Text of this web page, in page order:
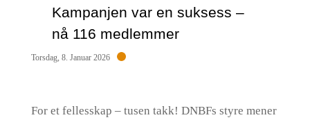
Kampanjen var en suksess –
nå 116 medlemmer
Torsdag, 8. Januar 2026
For et fellesskap – tusen takk! DNBFs styre mener